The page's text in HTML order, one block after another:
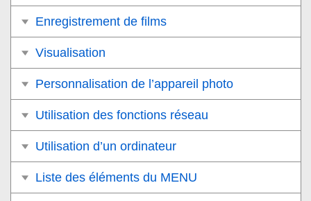
Enregistrement de films
Visualisation
Personnalisation de l’appareil photo
Utilisation des fonctions réseau
Utilisation d’un ordinateur
Liste des éléments du MENU